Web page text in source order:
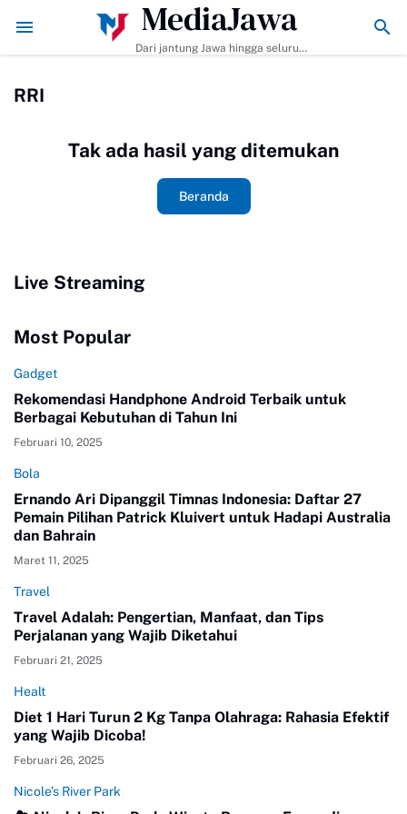
dan Tips Agar Bumbunya Meresap Sempurna! Ekonomi
MediaJawa
Dari jantung Jawa hingga seluruh
RRI
Tak ada hasil yang ditemukan
Beranda
Live Streaming
Most Popular
Gadget
Rekomendasi Handphone Android Terbaik untuk
Berbagai Kebutuhan di Tahun Ini
Februari 10, 2025
Bola
Ernando Ari Dipanggil Timnas Indonesia: Daftar 27
Pemain Pilihan Patrick Kluivert untuk Hadapi Australia
dan Bahrain
Maret 11, 2025
Travel
Travel Adalah: Pengertian, Manfaat, dan Tips
Perjalanan yang Wajib Diketahui
Februari 21, 2025
Healt
Diet 1 Hari Turun 2 Kg Tanpa Olahraga: Rahasia Efektif
yang Wajib Dicoba!
Februari 26, 2025
Nicole’s River Park